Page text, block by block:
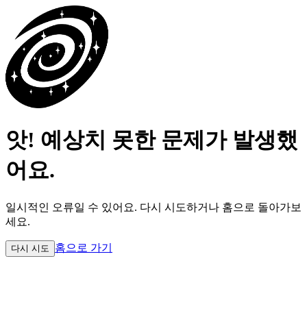
앗! 예상치 못한 문제가 발생했
어요.
일시적인 오류일 수 있어요. 다시 시도하거나 홈으로 돌아가보
세요.
다시 시도 홈으로 가기